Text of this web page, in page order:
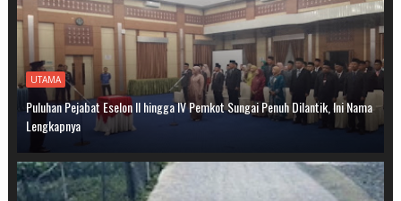
UTAMA
Puluhan Pejabat Eselon II hingga IV Pemkot Sungai Penuh Dilantik, Ini Nama
Lengkapnya